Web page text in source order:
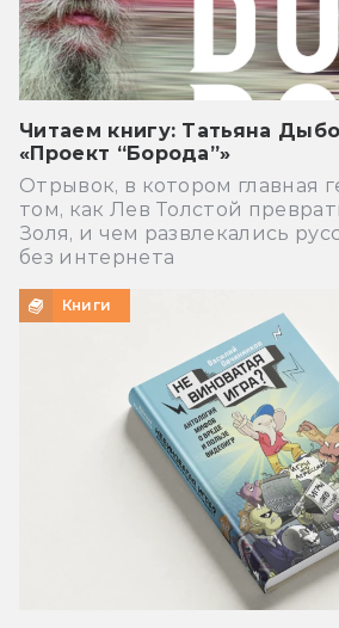
Читаем книгу: Татьяна
«Проект “Борода”»
Отрывок, в котором главная
том, как Лев Толстой
Золя, и чем развлекались
без интернета
Книги